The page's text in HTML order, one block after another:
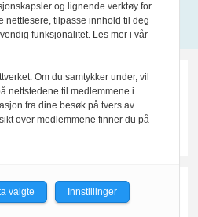
Design
og lignende verktøy for
nettlesere, tilpasse innhold til deg
funksjonalitet. Les mer i vår
Om du samtykker under, vil
nettstedene til medlemmene i
fra dine besøk på tvers av
over medlemmene finner du på
valgte Innstillinger